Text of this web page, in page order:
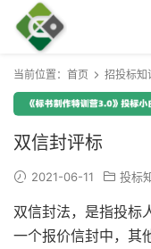
当前位置： 首页 招投标知
双信封评标
2021-06-11 投标
双信封法，是指投标
一个报价信封中，其